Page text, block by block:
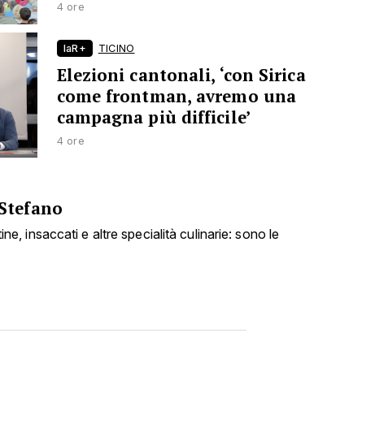
4 ore
laR+ TICINO
Elezioni cantonali, ‘con Sirica
come frontman, avremo una
campagna più difficile’
4 ore
insaccati e altre specialità culinarie: sono le